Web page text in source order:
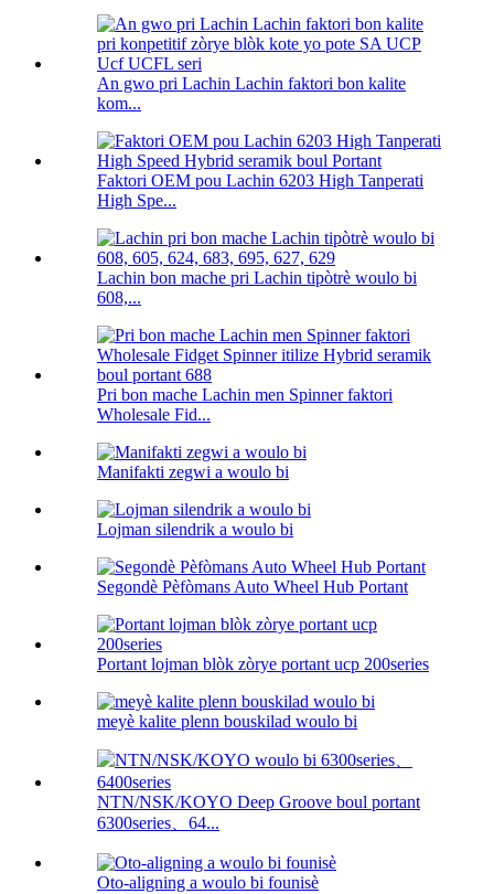
An gwo pri Lachin Lachin faktori bon kalite
kom...
Faktori OEM pou Lachin 6203 High Tanperati
High Spe...
Lachin bon mache pri Lachin tipòtrè woulo bi
608,...
Pri bon mache Lachin men Spinner faktori
Wholesale Fid...
Manifakti zegwi a woulo bi
Lojman silendrik a woulo bi
Segondè Pèfòmans Auto Wheel Hub Portant
Portant lojman blòk zòrye portant ucp 200series
meyè kalite plenn bouskilad woulo bi
NTN/NSK/KOYO Deep Groove boul portant
6300series、64...
Oto-aligning a woulo bi founisè